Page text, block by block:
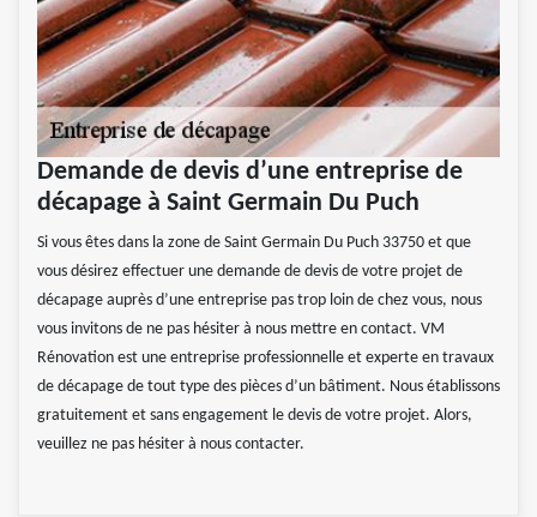
Demande de devis d’une entreprise de
décapage à Saint Germain Du Puch
Si vous êtes dans la zone de Saint Germain Du Puch 33750 et que
vous désirez effectuer une demande de devis de votre projet de
décapage auprès d’une entreprise pas trop loin de chez vous, nous
vous invitons de ne pas hésiter à nous mettre en contact. VM
Rénovation est une entreprise professionnelle et experte en travaux
de décapage de tout type des pièces d’un bâtiment. Nous établissons
gratuitement et sans engagement le devis de votre projet. Alors,
veuillez ne pas hésiter à nous contacter.